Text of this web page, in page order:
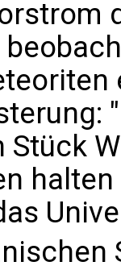
Stück